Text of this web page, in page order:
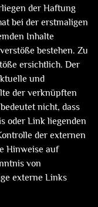
der Haftung
bei der erstmaligen
Inhalte
bestehen. Zu
ersichtlich. Der
und
der verknüpften
nicht, dass
oder Link liegenden
der externen
Hinweise auf
von
externe Links